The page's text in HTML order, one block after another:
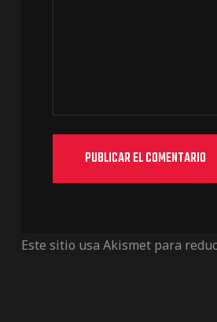
Este sitio usa Akismet para